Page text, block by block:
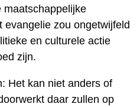
maatschappelijke
zou ongetwijfeld
en culturele actie
zijn.
Het kan niet anders of
daar zullen op